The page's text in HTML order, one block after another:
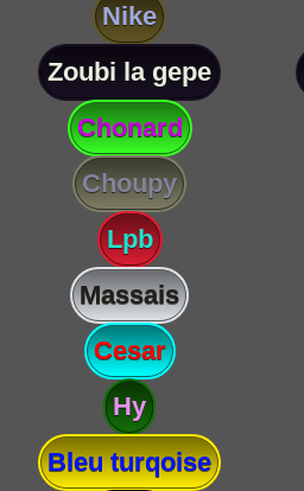
Nike
Zoubi la gepe
Chonard
Choupy
Lpb
Massais
Cesar
Hy
Bleu turqoise